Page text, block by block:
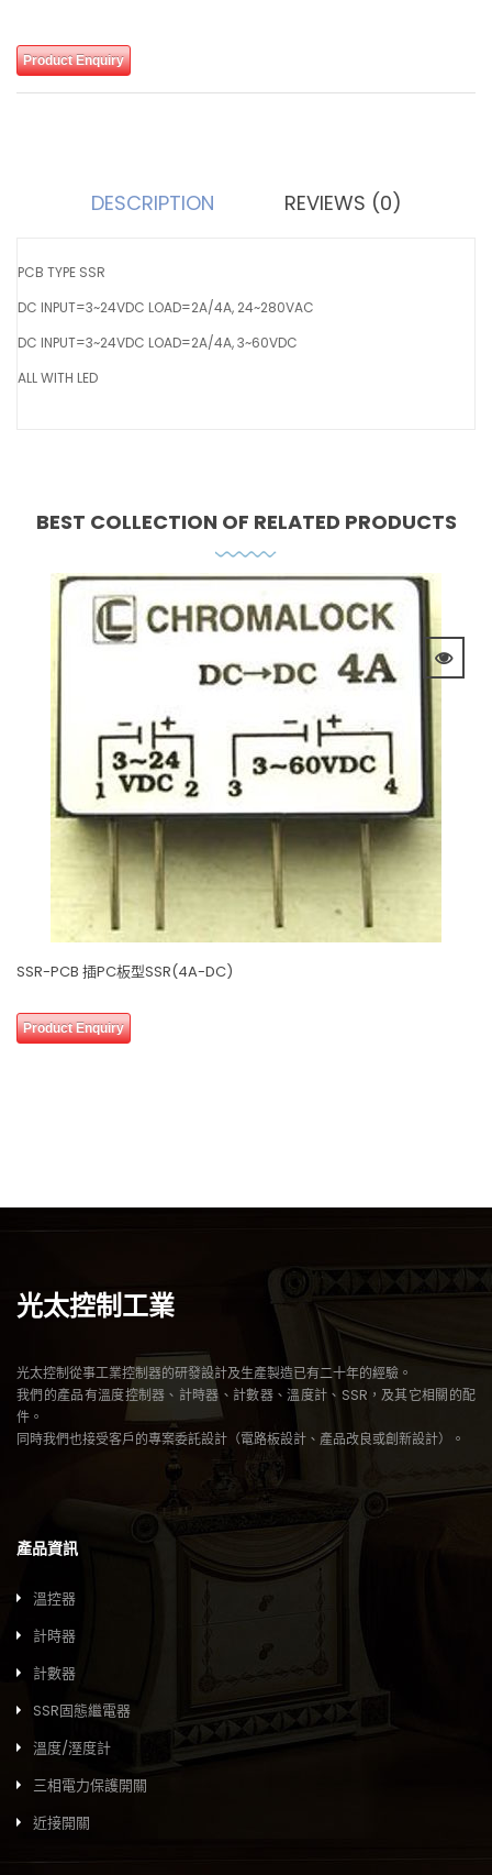
Product Enquiry
DESCRIPTION REVIEWS (0)
PCB TYPE SSR
DC INPUT=3~24VDC LOAD=2A/4A, 24~280VAC
DC INPUT=3~24VDC LOAD=2A/4A, 3~60VDC
ALL WITH LED
BEST COLLECTION OF RELATED PRODUCTS
SSR-PCB 插PC板型SSR(4A-DC)
Product Enquiry
光太控制工業
光太控制從事工業控制器的研發設計及生產製造已有二十年的經驗。
我們的產品有溫度控制器、計時器、計數器、溫度計、SSR，及其它相關的配
件。
同時我們也接受客戶的專案委託設計（電路板設計、產品改良或創新設計）。
產品資訊
溫控器
計時器
計數器
SSR固態繼電器
溫度/溼度計
三相電力保護開關
近接開關